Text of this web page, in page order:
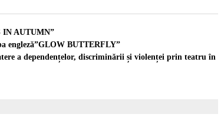
IN AUTUMN”
engleză”GLOW BUTTERFLY”
a dependențelor, discriminării și violenței prin teatru în